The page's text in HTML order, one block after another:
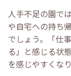
人手不足の園で
や自宅への持ち
でしょう。「仕
る」と感じる状
を感じやすくなり